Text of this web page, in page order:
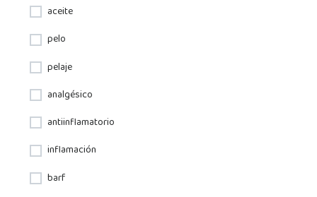
aceite
pelo
pelaje
analgésico
antiinflamatorio
inflamación
barf